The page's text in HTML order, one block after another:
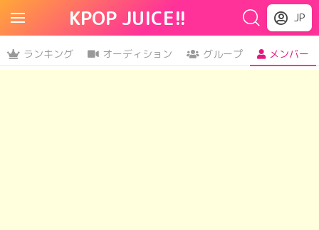
KPOP JUICE!! JP
ランキング オーディション グループ メンバー